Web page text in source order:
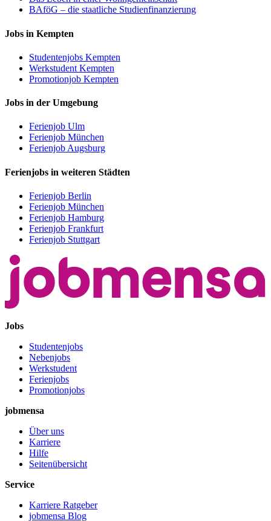
BAföG – die staatliche Studienfinanzierung
Jobs in Kempten
Studentenjobs Kempten
Werkstudent Kempten
Promotionjob Kempten
Jobs in der Umgebung
Ferienjob Ulm
Ferienjob München
Ferienjob Augsburg
Ferienjobs in weiteren Städten
Ferienjob Berlin
Ferienjob München
Ferienjob Hamburg
Ferienjob Frankfurt
Ferienjob Stuttgart
Jobs
Studentenjobs
Nebenjobs
Werkstudent
Ferienjobs
Promotionjobs
jobmensa
Über uns
Karriere
Hilfe
Seitenübersicht
Service
Karriere Ratgeber
jobmensa Blog